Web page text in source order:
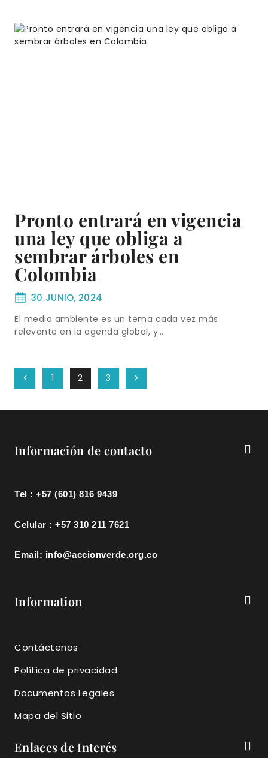
Pronto entrará en vigencia
una ley que obliga a
sembrar árboles en
Colombia
30 JUNIO, 2024
El medio ambiente es un tema cada vez más
relevante en la agenda global, y…
Page
navigation
Previous1 2 3
Next
Información de contacto
Tel : +57 (601) 816 9439
Celular : +57 310 211 7621
Email: info@accionverde.org.co
Information
Contáctenos
Política de privacidad
Documentos Legales
Mapa del Sitio
Enlaces de Interés